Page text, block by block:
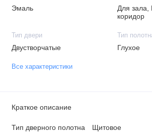
Эмаль
Для зала,
коридор
Тип двери
Двустворчатые
Тип
Глухое
Все характеристики
Краткое описание
Тип дверного полотна
Щитовое